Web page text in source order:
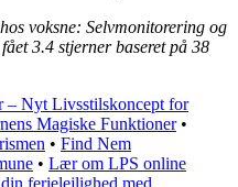
voksne: Selvmonitorering og
3.4 stjerner baseret på 38
– Nyt Livsstilskoncept for
Magiske Funktioner•
• Find Nem
• Lær om LPS online
ferielejlighed med